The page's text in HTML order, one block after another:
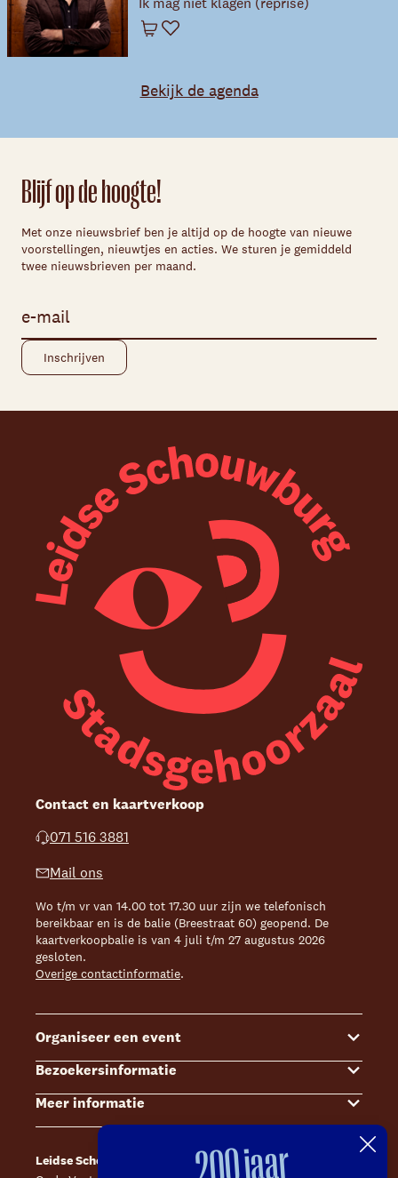
Winkelwagen
Favoriet
Bekijk de agenda
Blijf op de hoogte!
Met onze nieuwsbrief ben je altijd op de hoogte van nieuwe
voorstellingen, nieuwtjes en acties. We sturen je gemiddeld
twee nieuwsbrieven per maand.
Contact en kaartverkoop
071 516 3881
Mail ons
Wo t/m vr van 14.00 tot 17.30 uur zijn we telefonisch
bereikbaar en is de balie (Breestraat 60) geopend. De
kaartverkoopbalie is van 4 juli t/m 27 augustus 2026
gesloten.
Overige contactinformatie.
Organiseer een event
Events
Zalenoverzicht
Contact Sales & Events
Offerte aanvragen
Bezoekersinformatie
Kaartverkoop
Bereikbaarheid
Toegankelijkheid
Meer informatie
Steun ons
Leidse Schouwburg
Café Caat
200 jaar